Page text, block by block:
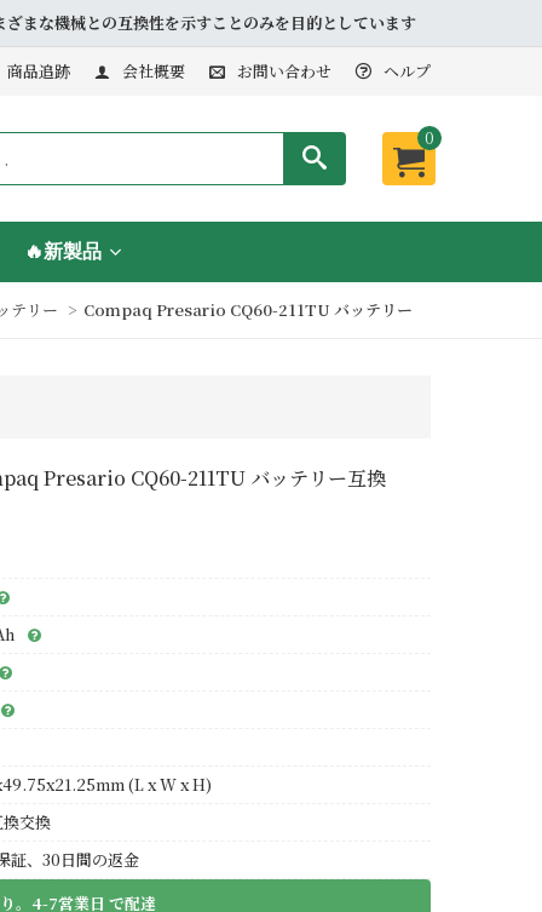
まな機械との互換性を示すことのみを目的としています
商品追跡 会社概要 お問い合わせ ヘルプ
0
🔥新製品
テリー Compaq Presario CQ60-211TU バッテリー
Presario CQ60-211TU バッテリー互換
(L x W x H)
交換
証、30日間の返金
。4-7営業日 で配達